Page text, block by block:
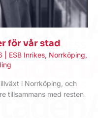
för vår stad
ESB Inrikes, Norrköping,
i Norrköping, och
tillsammans med resten